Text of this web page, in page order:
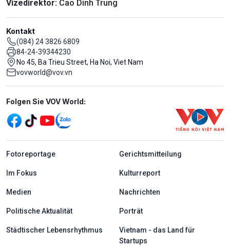
Vizedirektor: Cao Dinh Trung
Kontakt
(084) 24 3826 6809
84-24-39344230
No 45, Ba Trieu Street, Ha Noi, Viet Nam
vovworld@vov.vn
Mạng xã hội
Folgen Sie VOV World:
menu footer tiếng Đức
Fotoreportage Gerichtsmitteilung
Im Fokus Kulturreport
Medien Nachrichten
Politische Aktualität Porträt
Städtischer Lebensrhythmus
Vietnam - das Land für
Startups